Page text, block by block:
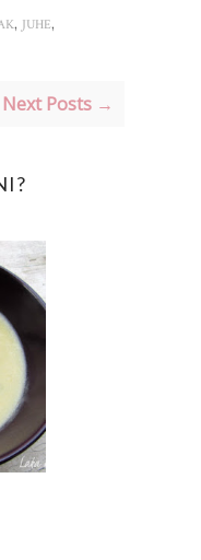
, JUHE,
Next Posts →